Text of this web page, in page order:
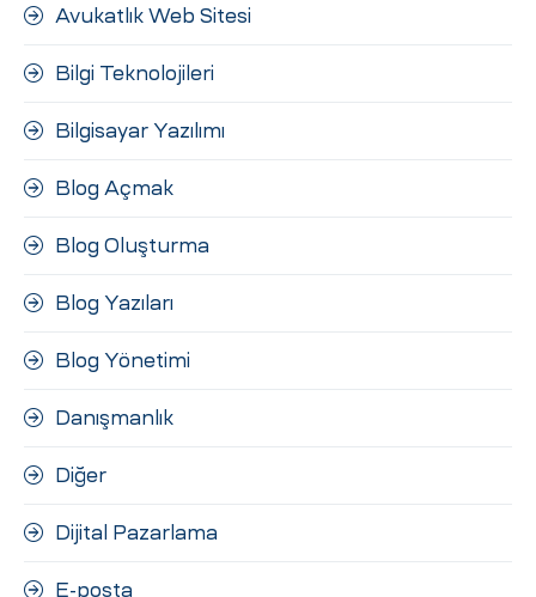
Avukatlık Web Sitesi
Bilgi Teknolojileri
Bilgisayar Yazılımı
Blog Açmak
Blog Oluşturma
Blog Yazıları
Blog Yönetimi
Danışmanlık
Diğer
Dijital Pazarlama
E-posta